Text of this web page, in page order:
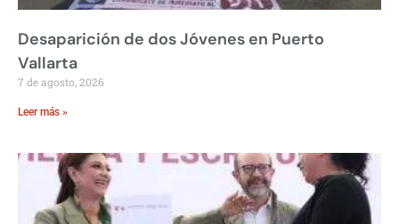
Desaparición de dos Jóvenes en Puerto
Vallarta
7 de agosto, 2026
Leer más »